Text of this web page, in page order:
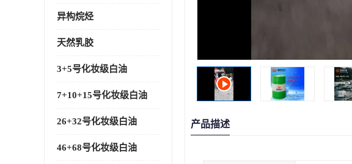
异构烷烃
天然乳胶
3+5号化妆级白油
7+10+15号化妆级白油
26+32号化妆级白油
46+68号化妆级白油
产品描述